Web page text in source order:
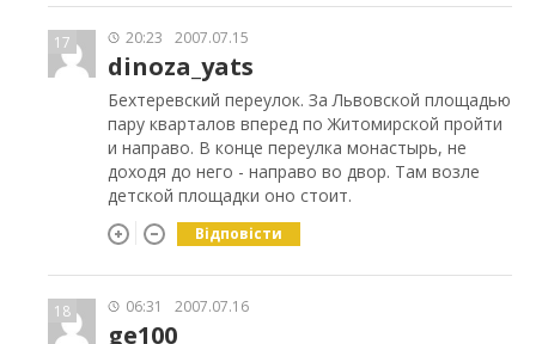
17 20:23 2007.07.15
dinoza_yats
Бехтеревский переулок. За Львовской площадью
пару кварталов вперед по Житомирской пройти
и направо. В конце переулка монастырь, не
доходя до него - направо во двор. Там возле
детской площадки оно стоит.
Відповісти
18 06:31 2007.07.16
ge100